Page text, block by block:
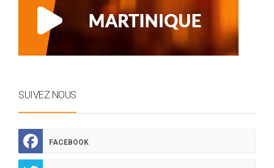
SUIVEZ NOUS
FACEBOOK